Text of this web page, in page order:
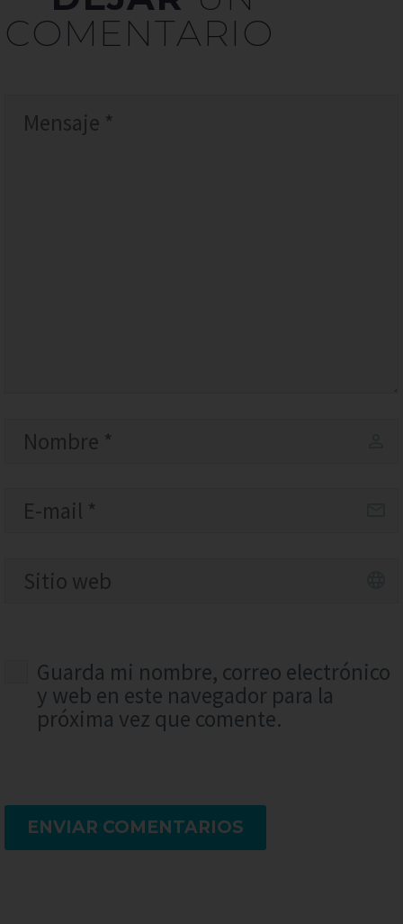
COMENTARIO
Guarda mi nombre, correo electrónico
y web en este navegador para la
próxima vez que comente.
ENVIAR COMENTARIOS